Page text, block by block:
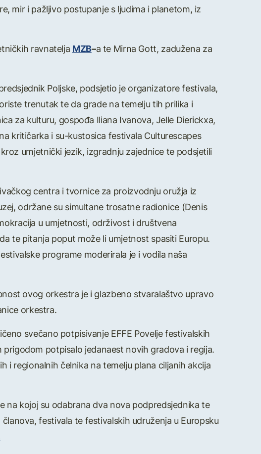
mir i pažljivo postupanje s ljudima i planetom, iz
ravnatelja MZB–a te Mirna Gott, zadužena za
Poljske, podsjetio je organizatore festivala,
trenutak te da grade na temelju tih prilika i
za kulturu, gospođa Iliana Ivanova, Jelle Dierickxa,
kritičarka i su-kustosica festivala Culturescapes
umjetnički jezik, izgradnju zajednice te podsjetili
centra i tvornice za proizvodnju oružja iz
održane su simultane trosatne radionice (Denis
u umjetnosti, održivost i društvena
te pitanja poput može li umjetnost spasiti Europu.
programe moderirala je i vodila naša
ovog orkestra je i glazbeno stvaralaštvo upravo
orkestra.
svečano potpisivanje EFFE Povelje festivalskih
prigodom potpisalo jedanaest novih gradova i regija.
i regionalnih čelnika na temelju plana ciljanih akcija
na kojoj su odabrana dva nova podpredsjednika te
festivala te festivalskih udruženja u Europsku